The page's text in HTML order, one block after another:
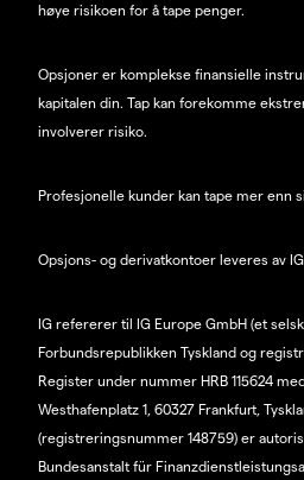
høye risikoen for å tape penger.
Opsjoner er komplekse finansielle
kapitalen din. Tap kan forekomme
involverer risiko.
Profesjonelle kunder kan tape mer enn
Opsjons- og derivatkontoer leveres av
IG refererer til IG Europe GmbH (et
Forbundsrepublikken Tyskland og
Register under nummer HRB 115624
Westhafenplatz 1, 60327 Frankfurt,
(registreringsnummer 148759) er
Bundesanstalt für